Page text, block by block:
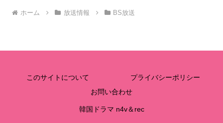
ホーム 放送情報 BS放送
このサイトについて
プライバシーポリシー
お問い合わせ
韓国ドラマ n4v＆rec